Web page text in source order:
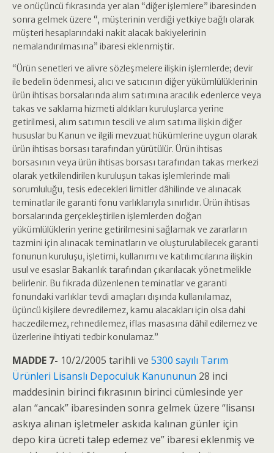
ve onüçüncü fıkrasında yer alan “diğer işlemlere” ibaresinden
sonra gelmek üzere “, müşterinin verdiği yetkiye bağlı olarak
müşteri hesaplarındaki nakit alacak bakiyelerinin
nemalandırılmasına” ibaresi eklenmiştir.
“Ürün senetleri ve alivre sözleşmelere ilişkin işlemlerde; devir
ile bedelin ödenmesi, alıcı ve satıcının diğer yükümlülüklerinin
ürün ihtisas borsalarında alım satımına aracılık edenlerce veya
takas ve saklama hizmeti aldıkları kuruluşlarca yerine
getirilmesi, alım satımın tescili ve alım satıma ilişkin diğer
hususlar bu Kanun ve ilgili mevzuat hükümlerine uygun olarak
ürün ihtisas borsası tarafından yürütülür. Ürün ihtisas
borsasının veya ürün ihtisas borsası tarafından takas merkezi
olarak yetkilendirilen kuruluşun takas işlemlerinde mali
sorumluluğu, tesis edecekleri limitler dâhilinde ve alınacak
teminatlar ile garanti fonu varlıklarıyla sınırlıdır. Ürün ihtisas
borsalarında gerçekleştirilen işlemlerden doğan
yükümlülüklerin yerine getirilmesini sağlamak ve zararların
tazmini için alınacak teminatların ve oluşturulabilecek garanti
fonunun kuruluşu, işletimi, kullanımı ve katılımcılarına ilişkin
usul ve esaslar Bakanlık tarafından çıkarılacak yönetmelikle
belirlenir. Bu fıkrada düzenlenen teminatlar ve garanti
fonundaki varlıklar tevdi amaçları dışında kullanılamaz,
üçüncü kişilere devredilemez, kamu alacakları için olsa dahi
haczedilemez, rehnedilemez, iflas masasına dâhil edilemez ve
üzerlerine ihtiyati tedbir konulamaz.”
MADDE 7- 10/2/2005 tarihli ve 5300 sayılı Tarım
Ürünleri Lisanslı Depoculuk Kanununun 28 inci
maddesinin birinci fıkrasının birinci cümlesinde yer
alan “ancak” ibaresinden sonra gelmek üzere “lisansı
askıya alınan işletmeler askıda kalınan günler için
depo kira ücreti talep edemez ve” ibaresi eklenmiş ve